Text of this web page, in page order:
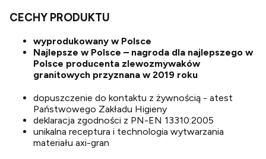
CECHY PRODUKTU
wyprodukowany w Polsce
Najlepsze w Polsce – nagroda dla najlepszego w
Polsce producenta zlewozmywaków
granitowych przyznana w 2019 roku
dopuszczenie do kontaktu z żywnością - atest
Państwowego Zakładu Higieny
deklaracja zgodności z PN-EN 13310:2005
unikalna receptura i technologia wytwarzania
materiału axi-gran